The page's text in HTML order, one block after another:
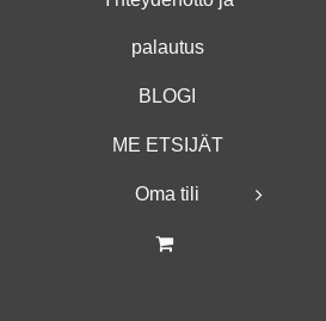
palautus
BLOGI
ME ETSIJÄT
Oma tili